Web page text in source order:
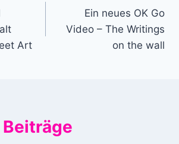
Art
Ein neues OK Go
Video – The Writings
on the wall